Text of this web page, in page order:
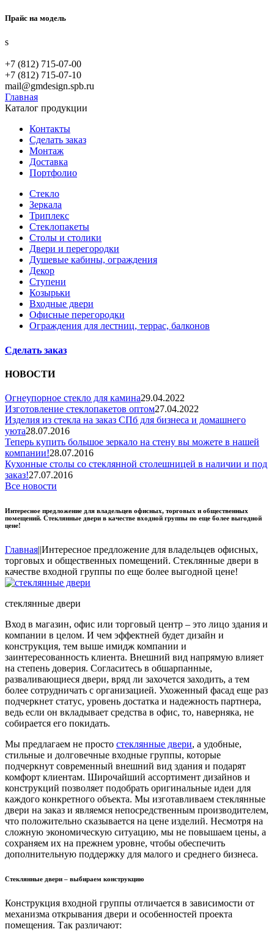
Прайс на модель
s
+7 (812) 715-07-00
+7 (812) 715-07-10
mail@gmdesign.spb.ru
Главная
Каталог продукции
Контакты
Сделать заказ
Монтаж
Доставка
Портфолио
Стекло
Зеркала
Триплекс
Стеклопакеты
Столы и столики
Двери и перегородки
Душевые кабины, ограждения
Декор
Ступени
Козырьки
Входные двери
Офисные перегородки
Ограждения для лестниц, террас, балконов
Сделать заказ
НОВОСТИ
Огнеупорное стекло для камина29.04.2022
Изготовление стеклопакетов оптом27.04.2022
Изделия из стекла на заказ СПб для бизнеса и домашнего
уюта28.07.2016
Теперь купить большое зеркало на стену вы можете в нашей
компании!28.07.2016
Кухонные столы со стеклянной столешницей в наличии и под
заказ!27.07.2016
Все новости
Интересное предложение для владельцев офисных, торговых и общественных
помещений. Стеклянные двери в качестве входной группы по еще более выгодной
цене!
Главная||Интересное предложение для владельцев офисных,
торговых и общественных помещений. Стеклянные двери в
качестве входной группы по еще более выгодной цене!
стеклянные двери
Вход в магазин, офис или торговый центр – это лицо здания и
компании в целом. И чем эффектней будет дизайн и
конструкция, тем выше имидж компании и
заинтересованность клиента. Внешний вид напрямую влияет
на степень доверия. Согласитесь в обшарпанные,
разваливающиеся двери, вряд ли захочется заходить, а тем
более сотрудничать с организацией. Ухоженный фасад еще раз
подчеркнет статус, уровень достатка и надежность партнера,
ведь если он вкладывает средства в офис, то, наверняка, не
собирается его покидать.
Мы предлагаем не просто стеклянные двери, а удобные,
стильные и долговечные входные группы, которые
подчеркнут современный внешний вид здания и подарят
комфорт клиентам. Широчайший ассортимент дизайнов и
конструкций позволяет подобрать оригинальные идеи для
каждого конкретного объекта. Мы изготавливаем стеклянные
двери на заказ и являемся непосредственным производителем,
что положительно сказывается на цене изделий. Несмотря на
сложную экономическую ситуацию, мы не повышаем цены, а
сохраняем их на прежнем уровне, чтобы обеспечить
дополнительную поддержку для малого и среднего бизнеса.
Стеклянные двери – выбираем конструкцию
Конструкция входной группы отличается в зависимости от
механизма открывания двери и особенностей проекта
помещения. Так различают: